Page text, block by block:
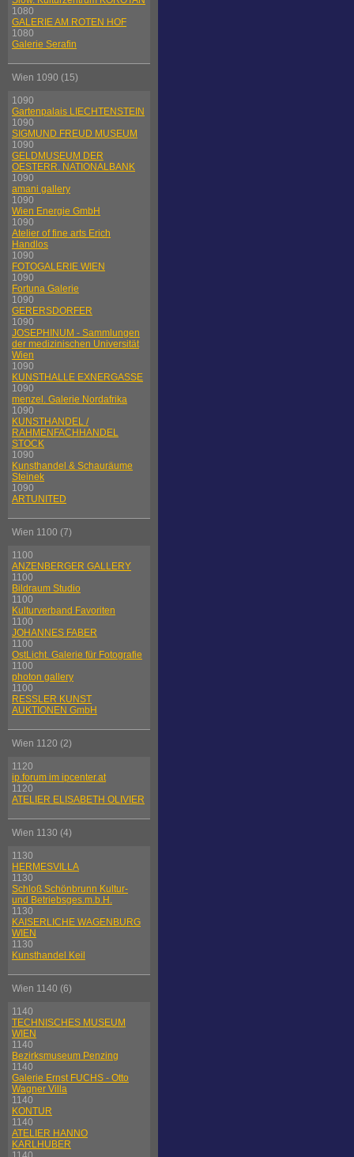
1080
GALERIE AM ROTEN HOF
1080
Galerie Serafin
Wien 1090 (15)
1090
Gartenpalais LIECHTENSTEIN
1090
SIGMUND FREUD MUSEUM
1090
GELDMUSEUM DER
OESTERR. NATIONALBANK
1090
amani gallery
1090
Wien Energie GmbH
1090
Atelier of fine arts Erich
Handlos
1090
FOTOGALERIE WIEN
1090
Fortuna Galerie
1090
GERERSDORFER
1090
JOSEPHINUM - Sammlungen
der medizinischen Universität
Wien
1090
KUNSTHALLE EXNERGASSE
1090
menzel. Galerie Nordafrika
1090
KUNSTHANDEL /
RAHMENFACHHANDEL
STOCK
1090
Kunsthandel & Schauräume
Steinek
1090
ARTUNITED
Wien 1100 (7)
1100
ANZENBERGER GALLERY
1100
Bildraum Studio
1100
Kulturverband Favoriten
1100
JOHANNES FABER
1100
OstLicht. Galerie für Fotografie
1100
photon gallery
1100
RESSLER KUNST
AUKTIONEN GmbH
Wien 1120 (2)
1120
ip.forum im ipcenter.at
1120
ATELIER ELISABETH OLIVIER
Wien 1130 (4)
1130
HERMESVILLA
1130
Schloß Schönbrunn Kultur-
und Betriebsges.m.b.H.
1130
KAISERLICHE WAGENBURG
WIEN
1130
Kunsthandel Keil
Wien 1140 (6)
1140
TECHNISCHES MUSEUM
WIEN
1140
Bezirksmuseum Penzing
1140
Galerie Ernst FUCHS - Otto
Wagner Villa
1140
KONTUR
1140
ATELIER HANNO
KARLHUBER